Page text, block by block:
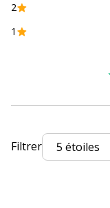
2
1
Filtrer